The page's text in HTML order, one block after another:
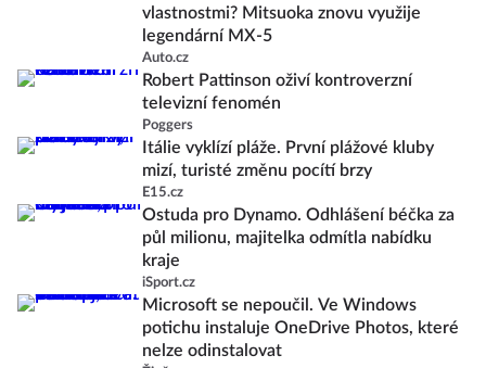
vlastnostmi? Mitsuoka znovu využije
legendární MX-5
Auto.cz
Robert Pattinson oživí kontroverzní
televizní fenomén
Poggers
Itálie vyklízí pláže. První plážové kluby
mizí, turisté změnu pocítí brzy
E15.cz
Ostuda pro Dynamo. Odhlášení béčka za
půl milionu, majitelka odmítla nabídku
kraje
iSport.cz
Microsoft se nepoučil. Ve Windows
potichu instaluje OneDrive Photos, které
nelze odinstalovat